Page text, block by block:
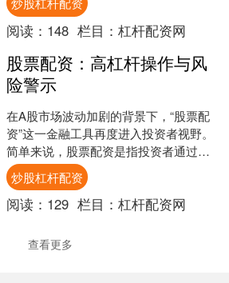
旅。 ## 一、开户前的准....
阅读： 148 栏目： 杠杆配资网
股票配资：高杠杆操作与风
险警示
在A股市场波动加剧的背景下，“股票配
资”这一金融工具再度进入投资者视野。
简单来说，股票配资是指投资者通过配
资公司获得额外资金进行股票交易，放
大投资本金，以追求更....
炒股杠杆配资
阅读： 129 栏目： 杠杆配资网
查看更多